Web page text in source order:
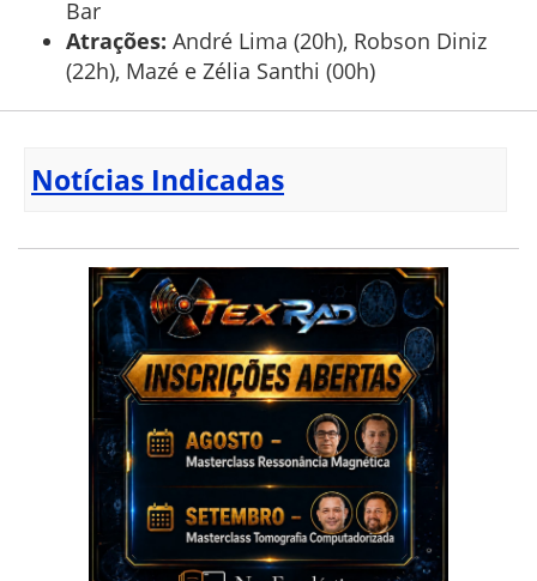
Bar
Atrações: André Lima (20h), Robson Diniz
(22h), Mazé e Zélia Santhi (00h)
Notícias Indicadas